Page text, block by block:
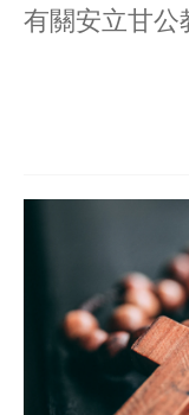
有關安立甘公